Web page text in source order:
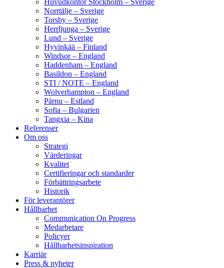
Huvudkontor Stockholm – Sverige
Norrtälje – Sverige
Torsby – Sverige
Herrljunga – Sverige
Lund – Sverige
Hyvinkää – Finland
Windsor – England
Haddenham – England
Basildon – England
STI / NOTE – England
Wolverhampton – England
Pärnu – Estland
Sofia – Bulgarien
Tangxia – Kina
Referenser
Om oss
Strategi
Värderingar
Kvalitet
Certifieringar och standarder
Förbättringsarbete
Historik
För leverantörer
Hållbarhet
Communication On Progress
Medarbetare
Policyer
Hållbarhetsinspiration
Karriär
Press & nyheter